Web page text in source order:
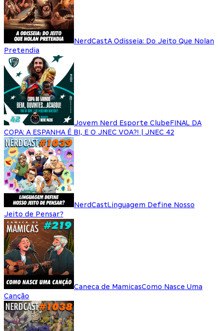
NerdCastA Odisseia: Do Jeito Que Nolan
Pretendia
Jovem Nerd Esporte ClubeFINAL DA
COPA: A ESPANHA É BI, E O JNEC VOA?! | JNEC 42
NerdCastLinguagem Define Nosso
Jeito de Pensar?
Caneca de MamicasComo Nasce Uma
Canção